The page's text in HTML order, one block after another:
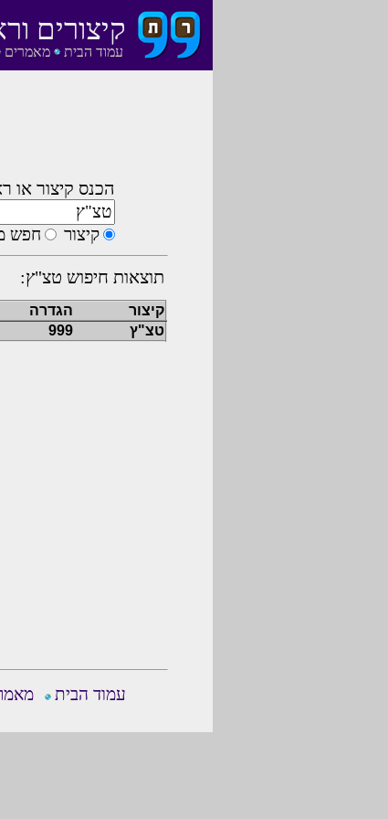
עמוד הבית מאמרים
קיצורים
הכנס קיצור או
קיצור חפש
תוצאות חיפוש טצ"ץ:
קיצור הגדרה
טצ"ץ
999
עמוד הבית